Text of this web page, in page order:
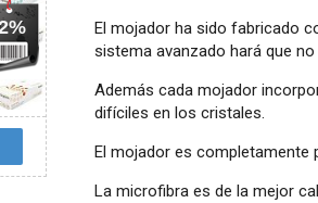
El mojador ha sido fabricado
sistema avanzado hará que
Además cada mojador
difíciles en los cristales.
El mojador es completamente
La microfibra es de la mejor